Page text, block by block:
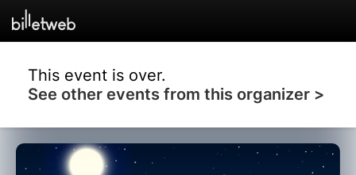
This event is over.
See other events from this organizer >